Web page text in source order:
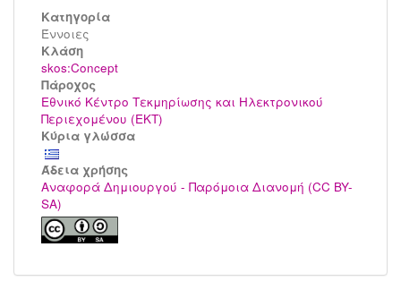
Κατηγορία
Έννοιες
Kλάση
skos:Concept
Πάροχος
Εθνικό Κέντρο Τεκμηρίωσης και Ηλεκτρονικού
Περιεχομένου (ΕΚΤ)
Κύρια γλώσσα
Άδεια χρήσης
Αναφορά Δημιουργού - Παρόμοια Διανομή (CC BY-
SA)